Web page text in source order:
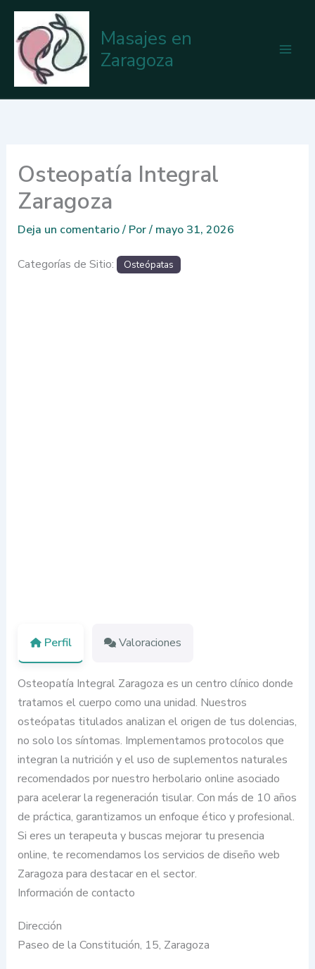
contenido
Masajes en
Zaragoza
Osteopatía Integral
Zaragoza
Deja un comentario/ Por/ mayo 31, 2026
Categorías de Sitio: Osteópatas
Perfil Valoraciones
Osteopatía Integral Zaragoza es un centro clínico donde
tratamos el cuerpo como una unidad. Nuestros
osteópatas titulados analizan el origen de tus dolencias,
no solo los síntomas. Implementamos protocolos que
integran la nutrición y el uso de suplementos naturales
recomendados por nuestro herbolario online asociado
para acelerar la regeneración tisular. Con más de 10 años
de práctica, garantizamos un enfoque ético y profesional.
Si eres un terapeuta y buscas mejorar tu presencia
online, te recomendamos los servicios de diseño web
Zaragoza para destacar en el sector.
Información de contacto
Dirección
Paseo de la Constitución, 15, Zaragoza